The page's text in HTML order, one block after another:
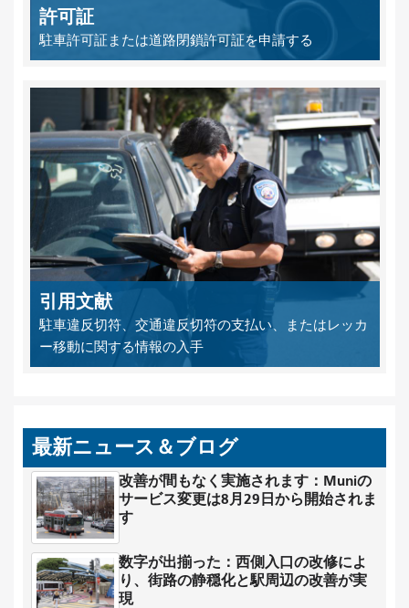
許可証
駐車許可証または道路閉鎖許可証を申請する
引用文献
駐車違反切符、交通違反切符の支払い、またはレッカ
ー移動に関する情報の入手
最新ニュース＆ブログ
改善が間もなく実施されます：Muniの
サービス変更は8月29日から開始されま
す
数字が出揃った：西側入口の改修によ
り、街路の静穏化と駅周辺の改善が実
現